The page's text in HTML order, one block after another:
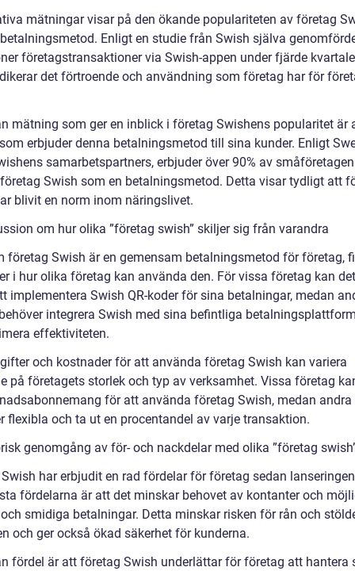
mätningar visar på den ökande populariteten av företag
Enligt en studie från Swish själva
företagstransaktioner via Swish-appen under fjärde
det förtroende och användning som företag har för
mätning som ger en inblick i företag Swishens popularitet är
erbjuder denna betalningsmetod till sina kunder. Enligt
samarbetspartners, erbjuder över 90% av
Swish som en betalningsmetod. Detta visar tydligt att
blivit en norm inom näringslivet.
om hur olika ”företag swish” skiljer sig från varandra
företag Swish är en gemensam betalningsmetod för företag,
i hur olika företag kan använda den. För vissa företag kan
implementera Swish QR-koder för sina betalningar, medan
integrera Swish med sina befintliga
effektiviteten.
och kostnader för att använda företag Swish kan variera
på företagets storlek och typ av verksamhet. Vissa företag
för att använda företag Swish, medan andra
flexibla och ta ut en procentandel av varje transaktion.
genomgång av för- och nackdelar med olika ”företag
har erbjudit en rad fördelar för företag sedan
fördelarna är att det minskar behovet av kontanter och
smidiga betalningar. Detta minskar risken för rån och
och ger också ökad säkerhet för kunderna.
fördel är att företag Swish underlättar för företag att hantera